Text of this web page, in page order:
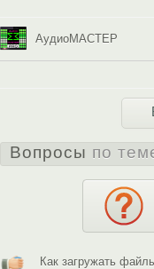
АудиоМАСТЕР
Вопросы по
Как загружать